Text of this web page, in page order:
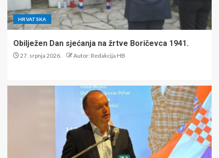
HRVATSKA
Obilježen Dan sjećanja na žrtve Boričevca 1941.
27. srpnja 2026. Autor: Redakcija HB